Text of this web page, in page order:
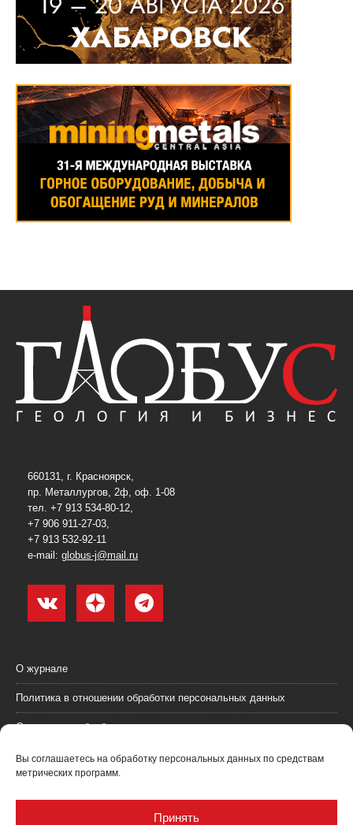
Вы соглашаетесь на обработку персональных данных по средствам
метрических программ.
Принять
660131, г. Красноярск,
пр. Металлургов, 2ф, оф. 1-08
тел. +7 913 534-80-12,
+7 906 911-27-03,
+7 913 532-92-11
e-mail: globus-j@mail.ru
О журнале
Политика в отношении обработки персональных данных
Согласие на обработку персональных данных
Пользовательское соглашение (оферта)